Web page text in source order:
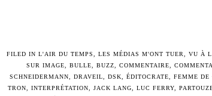
FILED IN L'AIR DU TEMPS, LES MÉDIAS M'ONT TUER, VU À
SUR IMAGE, BULLE, BUZZ, COMMENTAIRE,
SCHNEIDERMANN, DRAVEIL, DSK, ÉDITOCRATE, FEMME DE
TRON, INTERPRÉTATION, JACK LANG, LUC FERRY,